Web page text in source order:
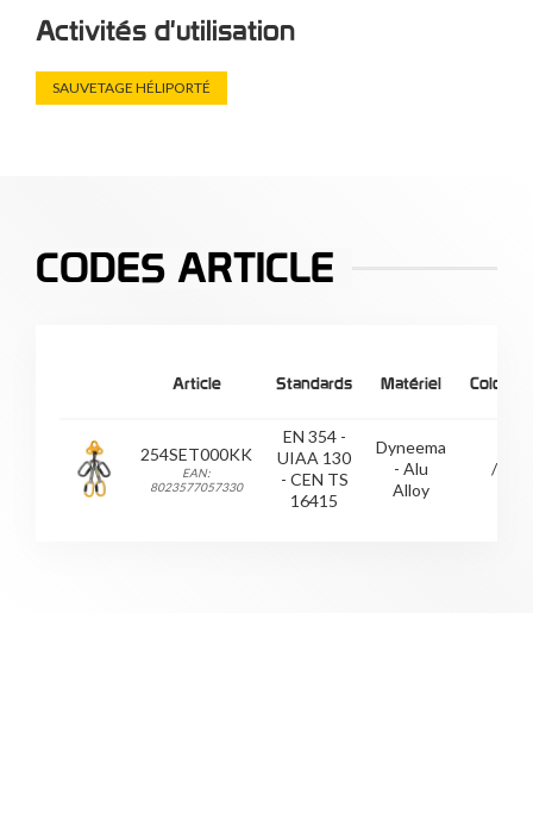
Activités d'utilisation
SAUVETAGE HÉLIPORTÉ
CODES ARTICLE
Article Standards Matériel Colore
254SET000KK
EAN:
8023577057330
EN 354 -
UIAA 130
- CEN TS
16415
Dyneema
- Alu
Alloy
/